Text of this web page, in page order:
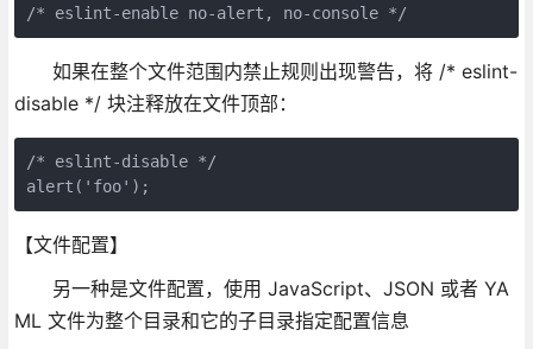
/* eslint-enable no-alert, no-console */
如果在整个文件范围内禁止规则出现警告，将 /* eslint-
disable */ 块注释放在文件顶部：
/* eslint-disable */
alert('foo');
【文件配置】
另一种是文件配置，使用 JavaScript、JSON 或者 YA
ML 文件为整个目录和它的子目录指定配置信息